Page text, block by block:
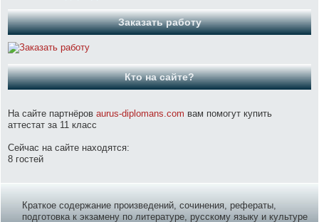
Заказать работу
Кто на сайте?
На сайте партнёров aurus-diplomans.com вам помогут купить
аттестат за 11 класс
Сейчас на сайте находятся:
8 гостей
Краткое содержание произведений, сочинения, рефераты,
подготовка к экзамену по литературе, русскому языку и культуре